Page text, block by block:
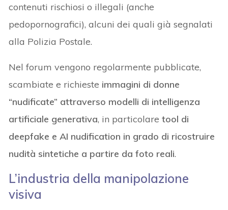
contenuti rischiosi o illegali (anche
pedopornografici), alcuni dei quali già segnalati
alla Polizia Postale.
Nel forum vengono regolarmente pubblicate,
scambiate e richieste immagini di donne
“nudificate” attraverso modelli di intelligenza
artificiale generativa, in particolare tool di
deepfake e AI nudification in grado di ricostruire
nudità sintetiche a partire da foto reali.
L’industria della manipolazione
visiva